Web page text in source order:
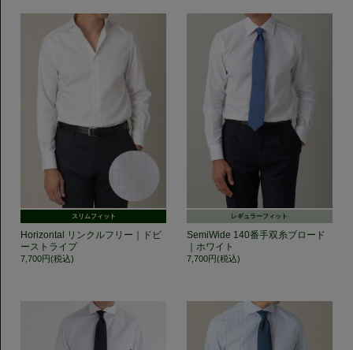
スリムフィット
Horizontal リンクルフリー｜ドビ
ーストライプ
7,700円(税込)
レギュラーフィット
SemiWide 140番手双糸ブロード
｜ホワイト
7,700円(税込)